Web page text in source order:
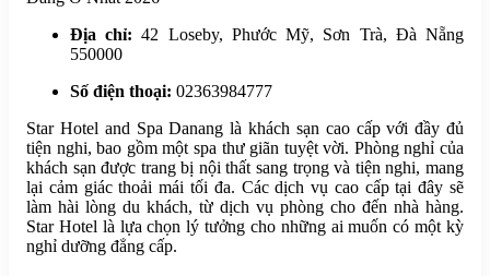
Địa chỉ: 42 Loseby, Phước Mỹ, Sơn Trà, Đà Nẵng
550000
Số điện thoại: 02363984777
Star Hotel and Spa Danang là khách sạn cao cấp với đầy đủ
tiện nghi, bao gồm một spa thư giãn tuyệt vời. Phòng nghỉ của
khách sạn được trang bị nội thất sang trọng và tiện nghi, mang
lại cảm giác thoải mái tối đa. Các dịch vụ cao cấp tại đây sẽ
làm hài lòng du khách, từ dịch vụ phòng cho đến nhà hàng.
Star Hotel là lựa chọn lý tưởng cho những ai muốn có một kỳ
nghỉ dưỡng đẳng cấp.